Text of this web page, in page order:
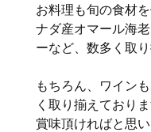
お料理も旬の食材
ナダ産オマール海
ーなど、数多く取
もちろん、ワイン
く取り揃えており
賞味頂ければと思い